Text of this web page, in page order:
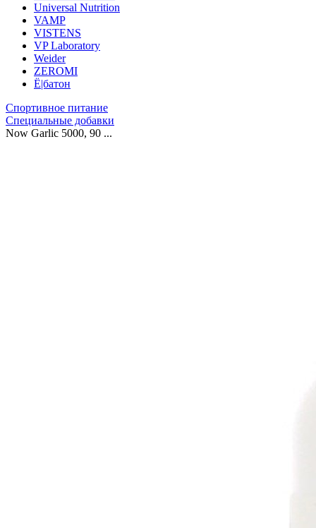
Universal Nutrition
VAMP
VISTENS
VP Laboratory
Weider
ZEROMI
Ё|батон
Спортивное питание
Специальные добавки
Now Garlic 5000, 90 ...